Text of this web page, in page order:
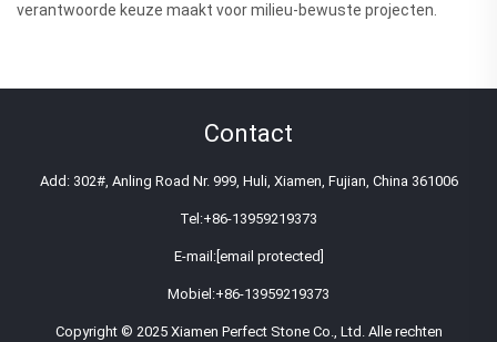
verantwoorde keuze maakt voor milieu-bewuste projecten.
Contact
Add: 302#, Anling Road Nr. 999, Huli, Xiamen, Fujian, China 361006
Tel:+86-13959219373
E-mail:[email protected]
Mobiel:+86-13959219373
Copyright © 2025 Xiamen Perfect Stone Co., Ltd. Alle rechten